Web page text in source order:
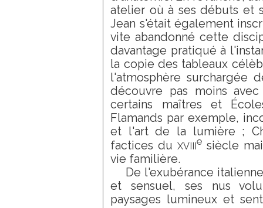
atelier où à ses débuts et
Jean s'était également
vite abandonné cette
davantage pratiqué à
la copie des tableaux
l'atmosphère surchargée
découvre pas moins
certains maîtres et
Flamands par exemple,
et l'art de la lumière ;
factices duxviiie siècle
vie familière.
De l'exubérance
et sensuel, ses nus
paysages lumineux et